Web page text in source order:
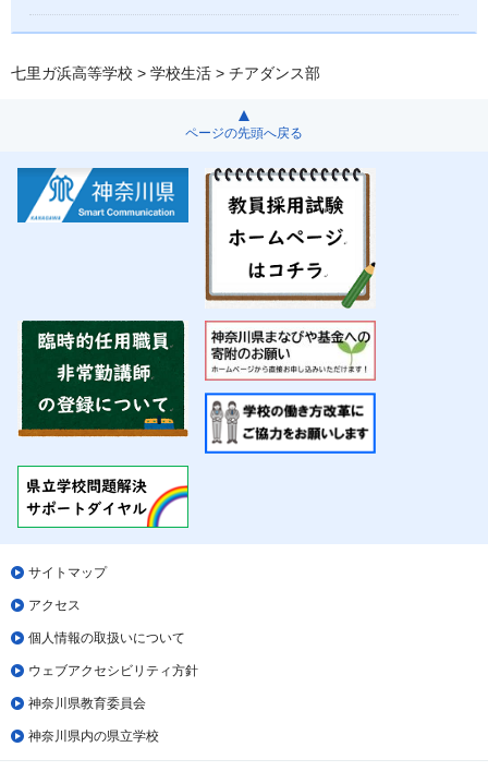
七里ガ浜高等学校 > 学校生活 > チアダンス部
ページの先頭へ戻る
サイトマップ
アクセス
個人情報の取扱いについて
ウェブアクセシビリティ方針
神奈川県教育委員会
神奈川県内の県立学校